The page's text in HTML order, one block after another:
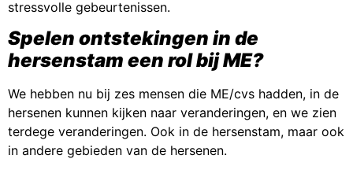
stressvolle gebeurtenissen.
Spelen ontstekingen in de
hersenstam een rol bij ME?
We hebben nu bij zes mensen die ME/cvs hadden, in de
hersenen kunnen kijken naar veranderingen, en we zien
terdege veranderingen. Ook in de hersenstam, maar ook
in andere gebieden van de hersenen.